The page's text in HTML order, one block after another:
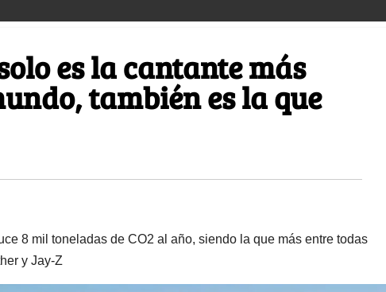
es la cantante más
también es la que
8 mil toneladas de CO2 al año, siendo la que más entre todas
y Jay-Z